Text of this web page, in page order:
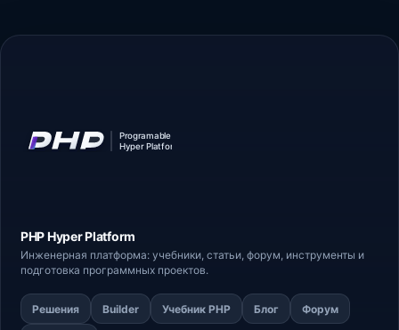
PHP HyperPlatform
Инженерная платформа: учебники, статьи, форум, инструменты и
подготовка программных проектов.
Решения Builder Учебник PHP Блог Форум